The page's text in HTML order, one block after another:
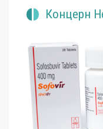
Концерн